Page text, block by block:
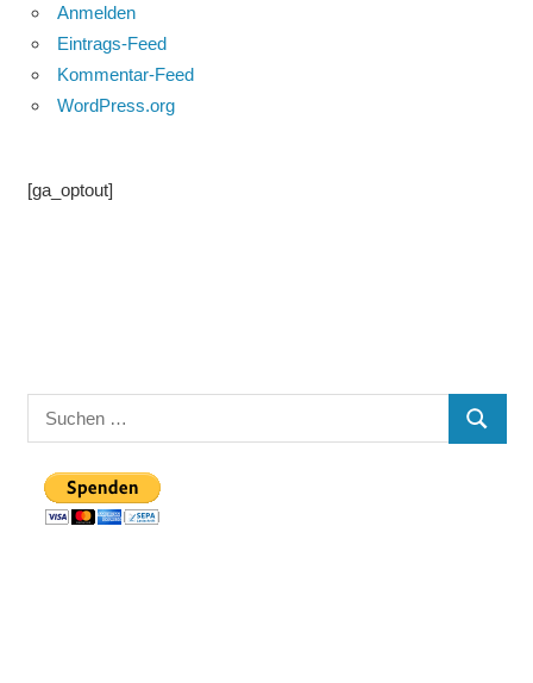
Anmelden
Eintrags-Feed
Kommentar-Feed
WordPress.org
[ga_optout]
Suchen
nach:
SUCHEN